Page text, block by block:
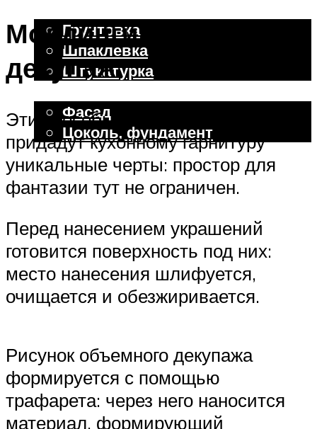
Грунтовка
Шпаклевка
Штукатурка
Фасад
Цоколь, фундамент
Меню
Молдинги, накладки и
декупаж
Эти способы реставрации
придадут кухонному гарнитуру
уникальные черты: простор для
фантазии тут не ограничен.
Перед нанесением украшений
готовится поверхность под них:
место нанесения шлифуется,
очищается и обезжиривается.
Рисунок объемного декупажа
формируется с помощью
трафарета: через него наносится
материал, формирующий